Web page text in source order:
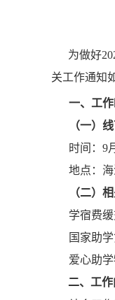
为做好
关工作通知
一、工
（一）
时间：9
地点：
（二）
学宿费
国家助
爱心助
二、工